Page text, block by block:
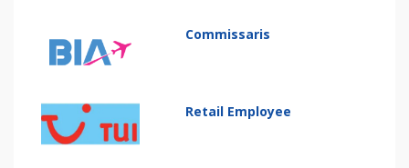
Commissaris
Retail Employee